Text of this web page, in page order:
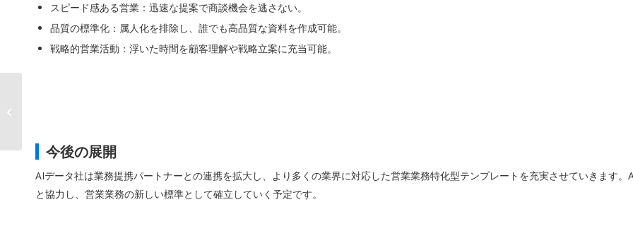
スピード感ある営業：迅速な提案で商談機会を逃さない。
品質の標準化：属人化を排除し、誰でも高品質な資料を作成可能。
戦略的営業活動：浮いた時間を顧客理解や戦略立案に充当可能。
今後の展開
AIデータ社は業務提携パートナーとの連携を拡大し、より多くの業界に対応した営業業務特化型テンプレートを充実させていきます
と協力し、営業業務の新しい標準として確立していく予定です。